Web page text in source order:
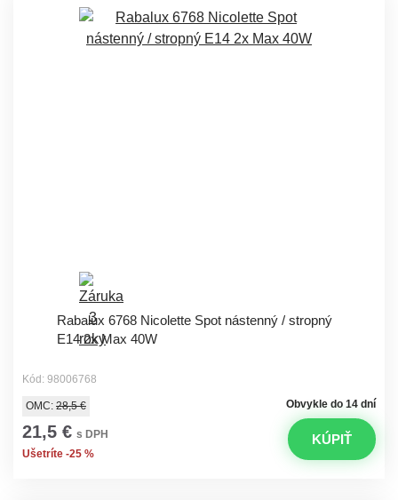
Rabalux 6768 Nicolette Spot nástenný / stropný
E14 2x Max 40W
Kód: 98006768
Obvykle do 14 dní
OMC: 28,5 €
21,5 € s DPH
Ušetríte -25 %
KÚPIŤ